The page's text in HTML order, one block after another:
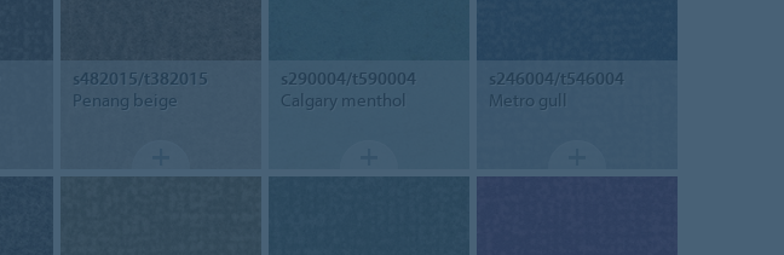
s482015/t382015
Penang beige
s290004/t590004
Calgary menthol
s246004/t546004
Metro gull